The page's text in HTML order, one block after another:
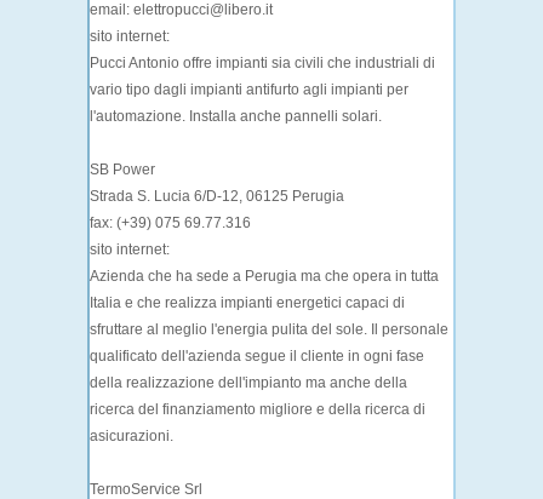
email: elettropucci@libero.it
sito internet:
Pucci Antonio offre impianti sia civili che industriali di
vario tipo dagli impianti antifurto agli impianti per
l'automazione. Installa anche pannelli solari.
SB Power
Strada S. Lucia 6/D-12, 06125 Perugia
fax: (+39) 075 69.77.316
sito internet:
Azienda che ha sede a Perugia ma che opera in tutta
Italia e che realizza impianti energetici capaci di
sfruttare al meglio l'energia pulita del sole. Il personale
qualificato dell'azienda segue il cliente in ogni fase
della realizzazione dell'impianto ma anche della
ricerca del finanziamento migliore e della ricerca di
asicurazioni.
TermoService Srl